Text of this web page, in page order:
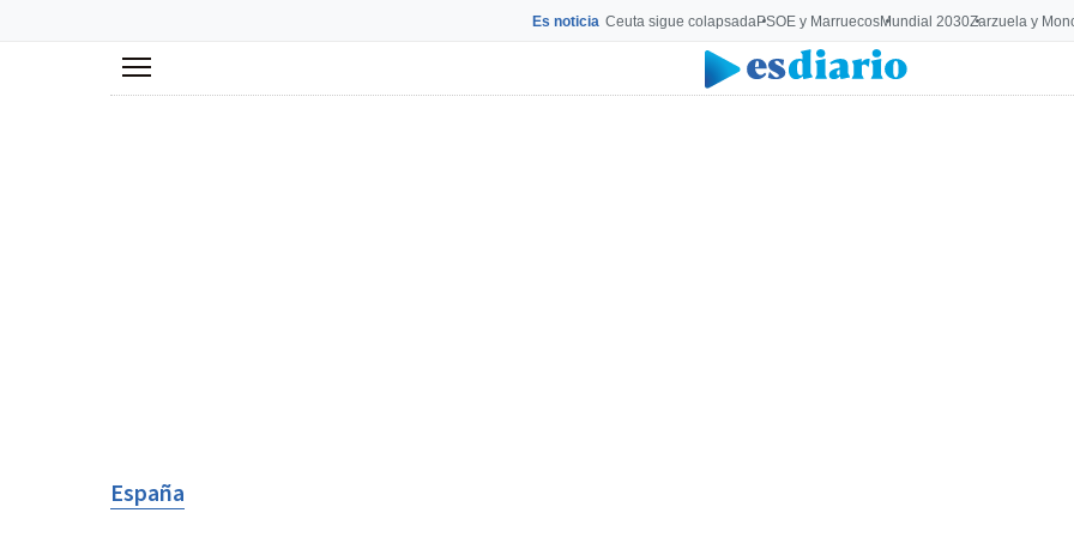
Es noticia Ceuta sigue colapsadaPSOE y MarruecosMundial 2030Zarzuela y
Menú
España